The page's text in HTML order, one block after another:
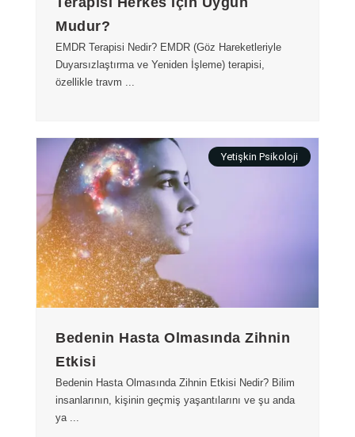
Mudur?
EMDR Terapisi Nedir? EMDR (Göz Hareketleriyle
Duyarsızlaştırma ve Yeniden İşleme) terapisi,
özellikle travm ...
Yetişkin Psikoloji
Bedenin Hasta Olmasında Zihnin
Etkisi
Bedenin Hasta Olmasında Zihnin Etkisi Nedir? Bilim
insanlarının, kişinin geçmiş yaşantılarını ve şu anda
ya ...